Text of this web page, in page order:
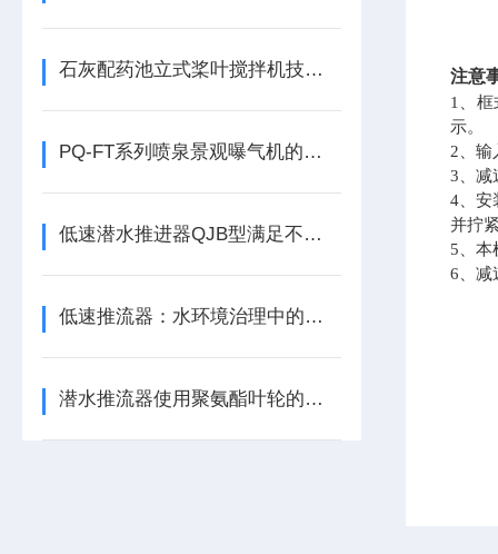
石灰配药池立式桨叶搅拌机技术描述
PQ-FT系列喷泉景观曝气机的实用性
低速潜水推进器QJB型满足不同的水下任务需求
低速推流器：水环境治理中的水流循环助力设备
潜水推流器使用聚氨酯叶轮的优点
注意
1、
示。
2、输
3、减
4、安
并拧
5、本
6、减